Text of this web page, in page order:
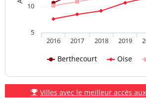
Berthecourt Oise
2016 2017 2018 2019
5
10
Villes avec le meilleur accès